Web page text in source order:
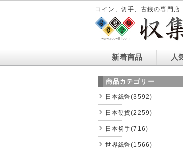
コイン、切手、古銭の専門店
新着商品 人
商品カテゴリー
日本紙幣(3592)
日本硬貨(2259)
日本切手(716)
世界紙幣(1566)